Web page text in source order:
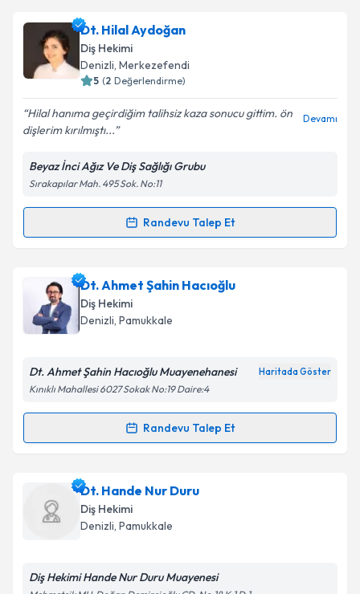
Uzm. Dt. Selin Bilgin Özdemir
talebi oluşturun. Size bu uzmandan randevu almanız
için bir takvim hazırlandığında e-posta ile
bilgilendireceğiz.
E-posta Adresiniz
Kişisel verilerimin işlenmesine ilişkin
Metni'ni okudum ve kişisel verilerimin belirtilen
kapsamda işlenmesini kabul ediyorum.
Dt. Hilal Aydoğan
Diş Hekimi
Denizli, Merkezefendi
5 (2 Değerlendirme)
Hilal hanıma geçirdiğim talihsiz kaza sonucu gittim. ön
dişlerim kırılmıştı...
Devamı
Beyaz İnci Ağız Ve Diş Sağlığı Grubu
Sırakapılar Mah. 495 Sok. No:11
Randevu Talep Et
Randevu Takvimi Talebi
Dt. Hilal Aydoğaniçin randevu takvimi talebi
oluşturun. Size bu uzmandan randevu almanız için bir
takvim hazırlandığında e-posta ile bilgilendireceğiz.
Kişisel verilerimin işlenmesine ilişkin
Metni'ni okudum ve kişisel verilerimin belirtilen
Takvim Talebini Gönder
Dt. Ahmet Şahin Hacıoğlu
Diş Hekimi
Denizli, Pamukkale
Dt. Ahmet Şahin Hacıoğlu Muayenehanesi Haritada Göster
Kınıklı Mahallesi 6027 Sokak No:19 Daire:4
Randevu Talep Et
Randevu Takvimi Talebi
Dt. Ahmet Şahin Hacıoğluiçin randevu takvimi talebi
oluşturun. Size bu uzmandan randevu almanız için bir
takvim hazırlandığında e-posta ile bilgilendireceğiz.
Dt. Hande Nur Duru
Diş Hekimi
Denizli, Pamukkale
Diş Hekimi Hande Nur Duru Muayenesi